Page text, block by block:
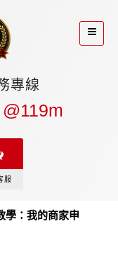
專線
服
學：我的商家申